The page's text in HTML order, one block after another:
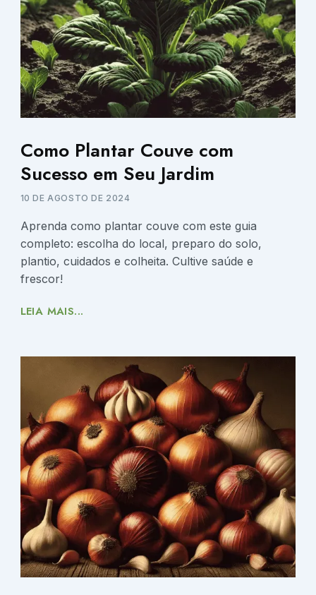
Como Plantar Couve com
Sucesso em Seu Jardim
10 DE AGOSTO DE 2024
Aprenda como plantar couve com este guia
completo: escolha do local, preparo do solo,
plantio, cuidados e colheita. Cultive saúde e
frescor!
LEIA MAIS...